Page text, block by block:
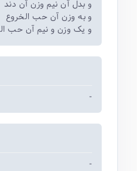
و بدل آن نیم وزن آن دند
و به وزن آن حب الخروع
و یک وزن و نیم آن حب
-
-